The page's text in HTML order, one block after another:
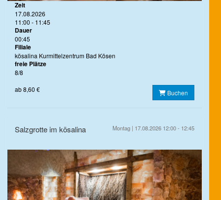
Zeit
17.08.2026
11:00 - 11:45
Dauer
00:45
Filiale
kösalina Kurmittelzentrum Bad Kösen
freie Plätze
8/8
ab 8,60 €
Buchen
Salzgrotte im kösalina Montag | 17.08.2026 12:00 - 12:45